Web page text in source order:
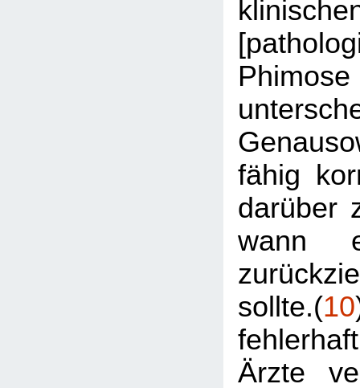
fähig
darüber
wann
sollte.(10
Ärzte